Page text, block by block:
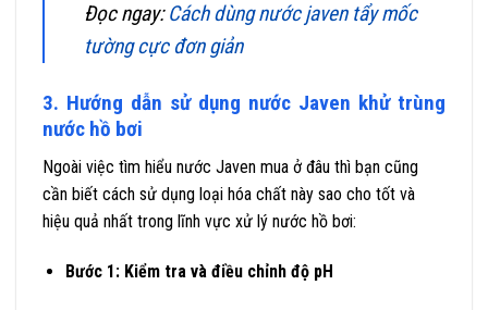
Đọc ngay:Cách dùng nước javen tẩy mốc
tường cực đơn giản
3. Hướng dẫn sử dụng nước Javen khử trùng
nước hồ bơi
Ngoài việc tìm hiểu nước Javen mua ở đâu thì bạn cũng
cần biết cách sử dụng loại hóa chất này sao cho tốt và
hiệu quả nhất trong lĩnh vực xử lý nước hồ bơi:
Bước 1: Kiểm tra và điều chỉnh độ pH